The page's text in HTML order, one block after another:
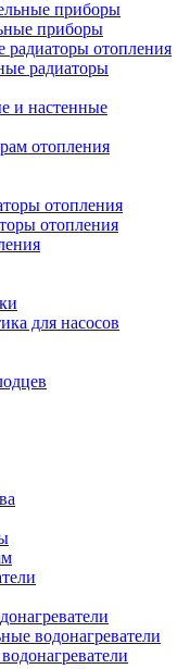
приборы
отопления
радиаторы
и настенные
отопления
отопления
отопления
для насосов
водонагреватели